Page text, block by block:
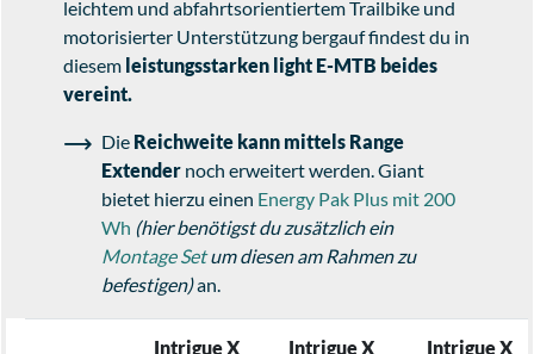
leichtem und abfahrtsorientiertem Trailbike und
motorisierter Unterstützung bergauf findest du in
diesem leistungsstarken light E-MTB beides
vereint.
Die Reichweite kann mittels Range
Extender noch erweitert werden. Giant
bietet hierzu einen Energy Pak Plus mit 200
Wh (hier benötigst du zusätzlich ein
Montage Setum diesen am Rahmen zu
befestigen)an.
Intrigue X
Intrigue X
Intrigue X